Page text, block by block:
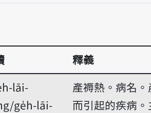
釋義
lāi-
ge̍h-lāi-
產褥熱。病名
而引起的疾病